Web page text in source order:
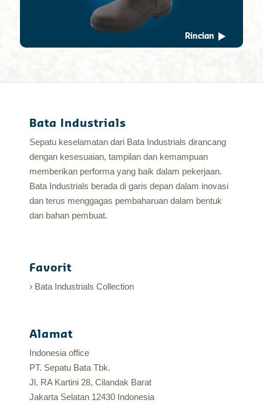
Rincian
Bata Industrials
Sepatu keselamatan dari Bata Industrials dirancang
dengan kesesuaian, tampilan dan kemampuan
memberikan performa yang baik dalam pekerjaan.
Bata Industrials berada di garis depan dalam inovasi
dan terus menggagas pembaharuan dalam bentuk
dan bahan pembuat.
Favorit
Bata Industrials Collection
Alamat
Indonesia office
PT. Sepatu Bata Tbk.
Jl. RA Kartini 28, Cilandak Barat
Jakarta Selatan 12430 Indonesia